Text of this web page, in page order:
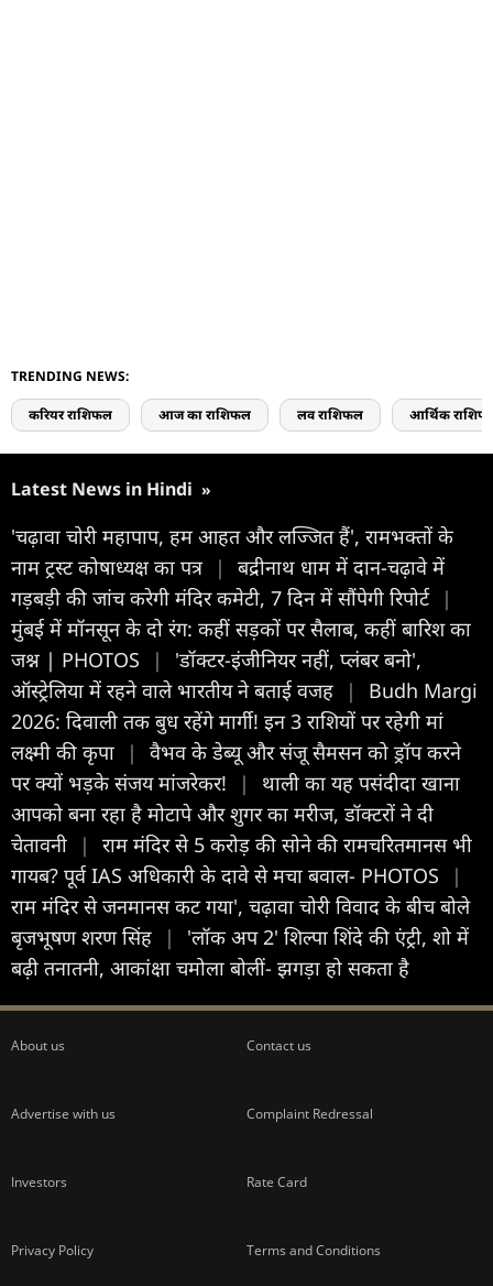
TRENDING NEWS:
करियर राशिफल आज का राशिफल लव राशिफल आर्थिक
Latest News in Hindi »
'चढ़ावा चोरी महापाप, हम आहत और लज्जित हैं', रामभक्तों के
नाम ट्रस्ट कोषाध्यक्ष का पत्र |
बद्रीनाथ धाम में दान-चढ़ावे में
गड़बड़ी की जांच करेगी मंदिर कमेटी, 7 दिन में सौंपेगी रिपोर्ट |
मुंबई में मॉनसून के दो रंग: कहीं सड़कों पर सैलाब, कहीं बारिश का
जश्न | PHOTOS
|
'डॉक्टर-इंजीनियर नहीं, प्लंबर बनो',
ऑस्ट्रेलिया में रहने वाले भारतीय ने बताई वजह
|
Budh Margi
2026: दिवाली तक बुध रहेंगे मार्गी! इन 3 राशियों पर रहेगी मां
लक्ष्मी की कृपा
|
वैभव के डेब्यू और संजू सैमसन को ड्रॉप करने
पर क्यों भड़के संजय मांजरेकर!
|
थाली का यह पसंदीदा खाना
आपको बना रहा है मोटापे और शुगर का मरीज, डॉक्टरों ने दी
चेतावनी
|
राम मंदिर से 5 करोड़ की सोने की रामचरितमानस भी
गायब? पूर्व IAS अधिकारी के दावे से मचा बवाल- PHOTOS
|
राम मंदिर से जनमानस कट गया', चढ़ावा चोरी विवाद के बीच बोले
बृजभूषण शरण सिंह
|
'लॉक अप 2' शिल्पा शिंदे की एंट्री, शो में
बढ़ी तनातनी, आकांक्षा चमोला बोलीं- झगड़ा हो सकता है
About us Contact us
Advertise with us Complaint Redressal
Investors Rate Card
Privacy Policy Terms and Conditions